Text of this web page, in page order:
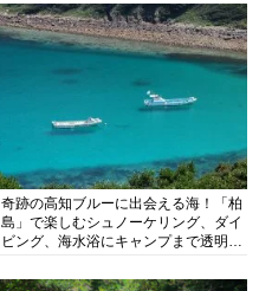
奇跡の高知ブルーに出会える海！「柏
島」で楽しむシュノーケリング、ダイ
ビング、海水浴にキャンプまで透明度